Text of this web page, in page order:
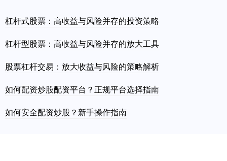
杠杆式股票：高收益与风险并存的投资策略
杠杆型股票：高收益与风险并存的放大工具
股票杠杆交易：放大收益与风险的策略解析
如何配资炒股配资平台？正规平台选择指南
如何安全配资炒股？新手操作指南